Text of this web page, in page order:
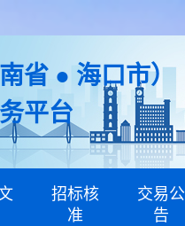
省 ● 海口市）
平台
招标核
准
交易公
告